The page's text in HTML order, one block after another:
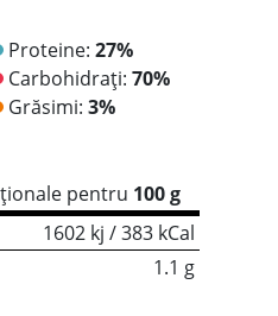
Proteine: 27%
Carbohidrați: 70%
Grăsimi: 3%
pentru 100 g
1602 kj / 383 kCal
1.1 g